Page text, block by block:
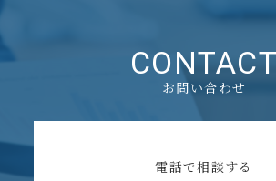
CONTACT
お問い合わせ
電話で相談する